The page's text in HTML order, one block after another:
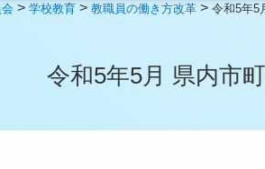
>学校教育 >教職員の働き方改革 >令和5年5
令和5年5月 県内市